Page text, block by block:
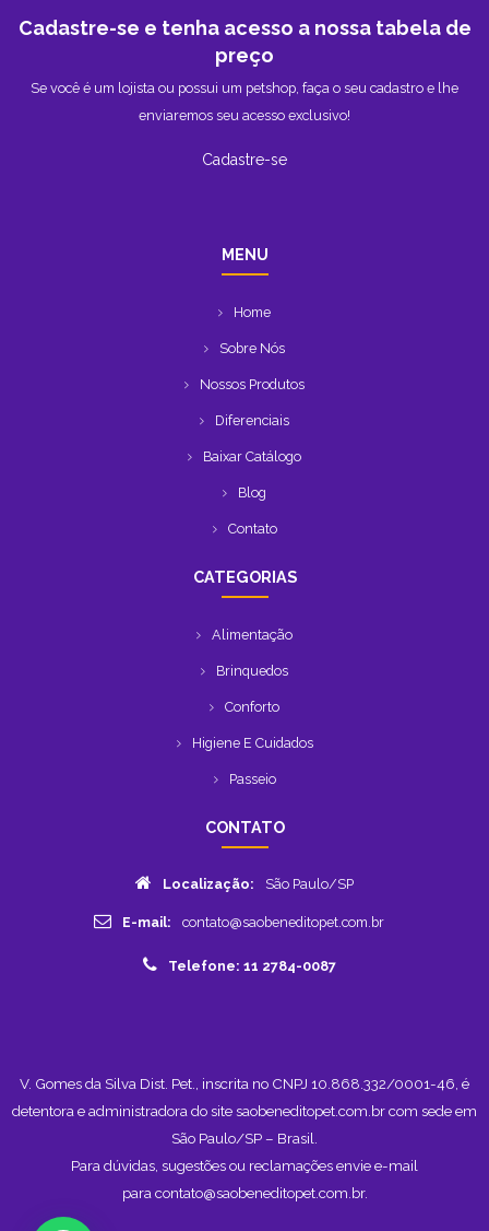
Cadastre-se e tenha acesso a nossa tabela de
preço
Se você é um lojista ou possui um petshop, faça o seu cadastro e lhe
enviaremos seu acesso exclusivo!
Cadastre-se
MENU
Home
Sobre Nós
Nossos Produtos
Diferenciais
Baixar Catálogo
Blog
Contato
CATEGORIAS
Alimentação
Brinquedos
Conforto
Higiene E Cuidados
Passeio
CONTATO
Localização: São Paulo/SP
E-mail: contato@saobeneditopet.com.br
Telefone: 11 2784-0087
V. Gomes da Silva Dist. Pet., inscrita no CNPJ 10.868.332/0001-46, é
detentora e administradora do site saobeneditopet.com.br com sede em
São Paulo/SP – Brasil.
Para dúvidas, sugestões ou reclamações envie e-mail
para contato@saobeneditopet.com.br.